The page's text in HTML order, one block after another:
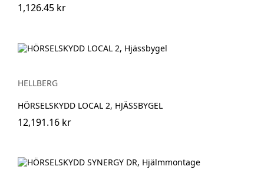
1,126.45 kr
HELLBERG
HÖRSELSKYDD LOCAL 2, HJÄSSBYGEL
12,191.16 kr